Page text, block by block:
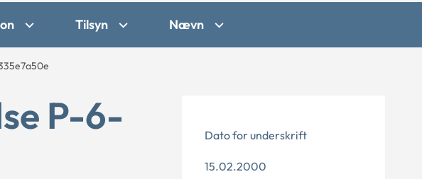
Tilsyn Nævn
P-6-
Dato for underskrift
15.02.2000